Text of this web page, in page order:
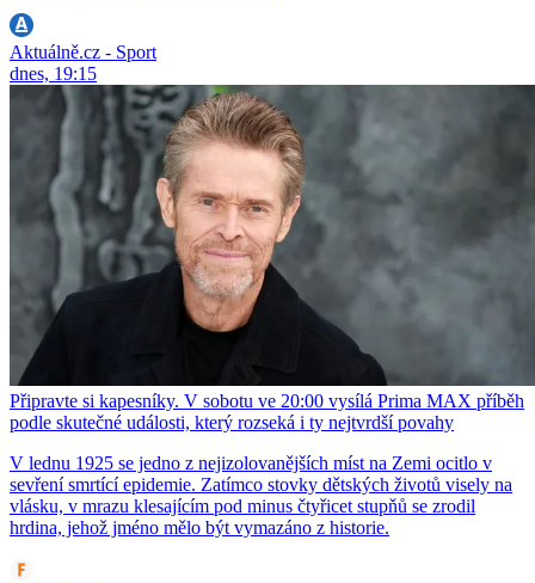
Aktuálně.cz - Sport
dnes, 19:15
Připravte si kapesníky. V sobotu ve 20:00 vysílá Prima MAX příběh
podle skutečné události, který rozseká i ty nejtvrdší povahy
V lednu 1925 se jedno z nejizolovanějších míst na Zemi ocitlo v
sevření smrtící epidemie. Zatímco stovky dětských životů visely na
vlásku, v mrazu klesajícím pod minus čtyřicet stupňů se zrodil
hrdina, jehož jméno mělo být vymazáno z historie.